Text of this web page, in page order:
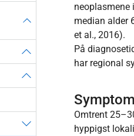
neoplasmene
median alder
et al., 2016).
På
har regional
Omtrent
hyppigst